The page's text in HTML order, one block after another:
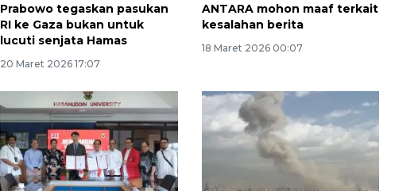
Prabowo tegaskan pasukan
RI ke Gaza bukan untuk
lucuti senjata Hamas
20 Maret 2026 17:07
ANTARA mohon maaf terkait
kesalahan berita
18 Maret 2026 00:07